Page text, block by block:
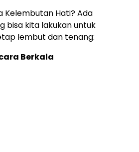
Kelembutan Hati? Ada
bisa kita lakukan untuk
lembut dan tenang:
Berkala